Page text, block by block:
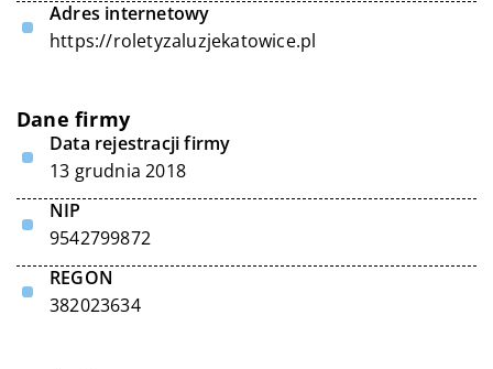
Adres internetowy
https://roletyzaluzjekatowice.pl
Dane firmy
Data rejestracji firmy
13 grudnia 2018
NIP
9542799872
REGON
382023634